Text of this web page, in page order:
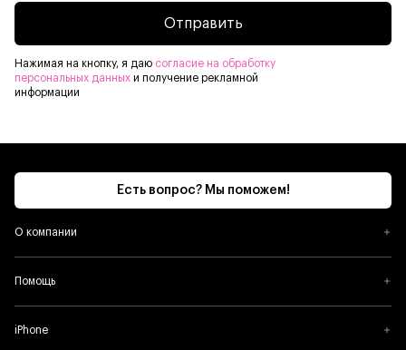
Отправить
Нажимая на кнопку, я даю согласие на обработку
персональных данных и получение рекламной
информации
Есть вопрос? Мы поможем!
О компании
Помощь
iPhone